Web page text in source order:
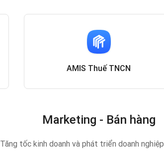
AMIS Thuế TNCN
Marketing - Bán hàng
Tăng tốc kinh doanh và phát triển doanh